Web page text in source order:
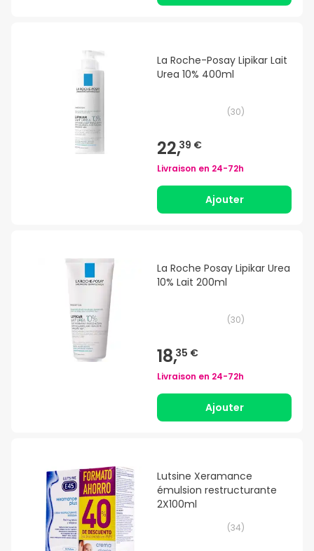
La Roche-Posay Lipikar Lait
Urea 10% 400ml
(30)
22,39 €
Livraison en 24-72h
Ajouter
La Roche Posay Lipikar Urea
10% Lait 200ml
(30)
18,35 €
Livraison en 24-72h
Ajouter
Lutsine Xeramance
émulsion restructurante
2X100ml
(34)